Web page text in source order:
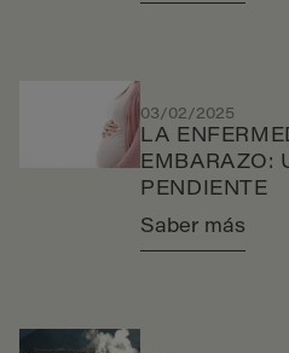
03/02/2025
LA
EMBARAZO:
PENDIENTE
Saber más